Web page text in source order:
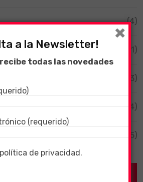
(4)
(1)
(3)
(204)
(55)
a la Newsletter!
todas las novedades
(requerido)
de privacidad.
×